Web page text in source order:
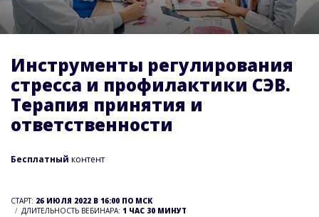
Инструменты регулирования
стресса и профилактики СЭВ.
Терапия принятия и
ответственности
Бесплатный контент
СТАРТ: 26 ИЮЛЯ 2022 В 16:00 ПО МСК
ДЛИТЕЛЬНОСТЬ ВЕБИНАРА: 1 ЧАС 30 МИНУТ